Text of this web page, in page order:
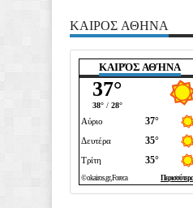
ΚΑΙΡΟΣ ΑΘΗΝΑ
ΚΑΙΡΌΣ ΑΘΉΝΑ